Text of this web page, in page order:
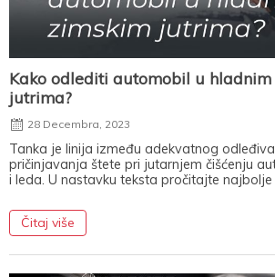
Kako odlediti automobil u hladnim
jutrima?
28 Decembra, 2023
Tanka je linija između adekvatnog
pričinjavanja štete pri jutarnjem čišćenju
i leda. U nastavku teksta pročitajte najbolje
Čitaj više